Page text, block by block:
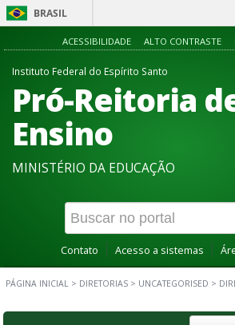
BRASIL
ACESSIBILIDADE ALTO CONTRASTE
Instituto Federal do Espírito Santo
Pró-Reitoria
Ensino
MINISTÉRIO DA EDUCAÇÃO
Contato Acesso a sistemas
PÁGINA INICIAL > DIRETORIAS > UNCATEGORISED >